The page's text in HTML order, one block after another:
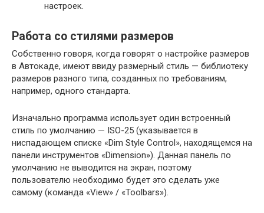
настроек.
Работа со стилями размеров
Собственно говоря, когда говорят о настройке размеров
в Автокаде, имеют ввиду размерный стиль — библиотеку
размеров разного типа, созданных по требованиям,
например, одного стандарта.
Изначально программа использует один встроенный
стиль по умолчанию — ISO-25 (указывается в
ниспадающем списке «Dim Style Control», находящемся на
панели инструментов «Dimension»). Данная панель по
умолчанию не выводится на экран, поэтому
пользователю необходимо будет это сделать уже
самому (команда «View» / «Toolbars»).